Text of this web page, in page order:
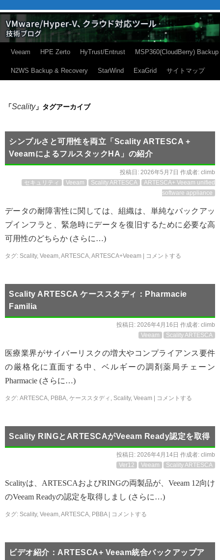
Veeam HPE Zerto HyTrust/Entrust MSP360(CloudBerry) Backup
N2WS Backup & Recovery StarWind ExaGrid サイトマップ
「Scality」タグアーカイブ
シンプルさと可用性を両立「Scality ARTESCA +
VeeamによるフルスタックHA」の紹介
投稿日: 2026年5月7日 作成者: climb
セキュリティ
Veeam Scality ARTESCA
ARTESCA+ Veeam unified
software appliance
データの耐障害性に関しては、組織は、単純なバックアッ
プインフラと、緊急時にデータを復旧するために必要な高
可用性のどちらか (さらに…)
タグ: Scality, Veeam,ARTESCA,ARTESCA+Veeam コメントする
Scality ARTESCA ケーススタディ：Pharmacie
Familia
投稿日: 2026年4月16日 作成者: climb
Veeam
Scality ARTESCA
医療業界がサイバーリスクの増大やコンプライアンス要件
の厳格化に直面する中、ベルギーの調剤薬局チェーン
Pharmacie (さらに…)
タグ: ARTESCA, PBBA, ケーススタディ , Scality, Veeam コメントする
Scality RINGとARTESCAがVeeam Ready認定を取得
投稿日: 2026年4月14日 作成者: climb
Ver12
Veeam Scality ARTESCA
Scalityは、ARTESCAおよびRINGの両製品が、Veeam 12向け
のVeeam Readyの認定を取得しまし (さらに…)
タグ: Scality, Veeam,ARTESCA, PBBA コメントする
ビデオ紹介：ARTESCA+ Veeam統合バックアップア